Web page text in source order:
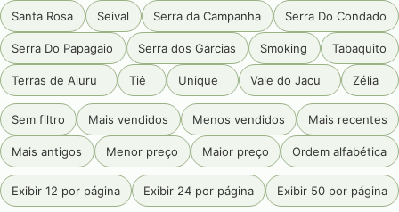
Santa Rosa Seival Serra da Campanha Serra Do Condado
Serra Do Papagaio Serra dos Garcias Smoking Tabaquito
Terras de Aiuru Tiê Unique Vale do Jacu Zélia
Sem filtro Mais vendidos Menos vendidos Mais recentes
Mais antigos Menor preço Maior preço Ordem alfabética
Exibir 12 por página Exibir 24 por página Exibir 50 por página